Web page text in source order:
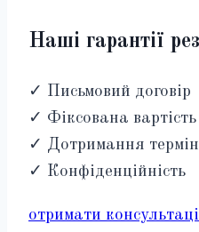
Наші гарантії
✓ Письмовий договір
✓ Фіксована вартість
✓ Дотримання
✓ Конфіденційність
отримати